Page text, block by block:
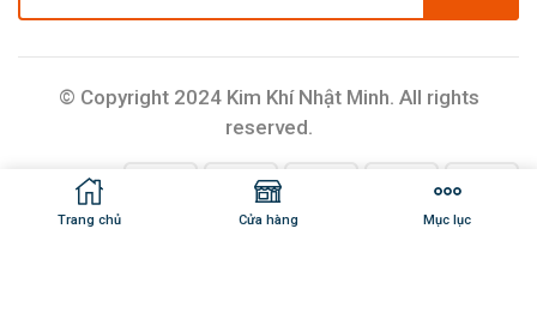
Trang chủ Cửa hàng Mục lục
© Copyright 2024 Kim Khí Nhật Minh. All rights
reserved.